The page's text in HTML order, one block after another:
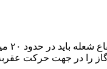
را در جهت حرکت